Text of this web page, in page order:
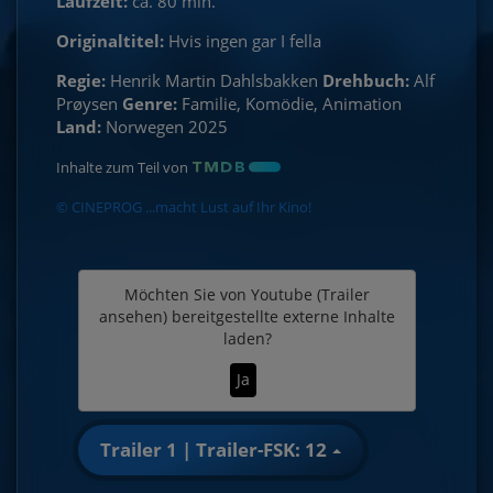
Originaltitel: Hvis ingen gar I fella
Regie: Henrik Martin Dahlsbakken Drehbuch: Alf
Prøysen Genre: Familie, Komödie, Animation
Land: Norwegen 2025
Inhalte zum Teil von
© CINEPROG ...macht Lust auf Ihr Kino!
Möchten Sie von Youtube (Trailer
ansehen) bereitgestellte externe Inhalte
laden?
Ja
Trailer 1 | Trailer-FSK: 12